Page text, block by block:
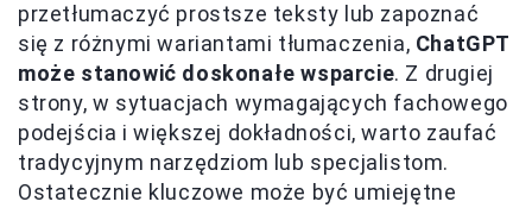
przetłumaczyć prostsze teksty lub zapoznać
się z różnymi wariantami tłumaczenia, ChatGPT
może stanowić doskonałe wsparcie. Z drugiej
strony, w sytuacjach wymagających fachowego
podejścia i większej dokładności, warto zaufać
tradycyjnym narzędziom lub specjalistom.
Ostatecznie kluczowe może być umiejętne